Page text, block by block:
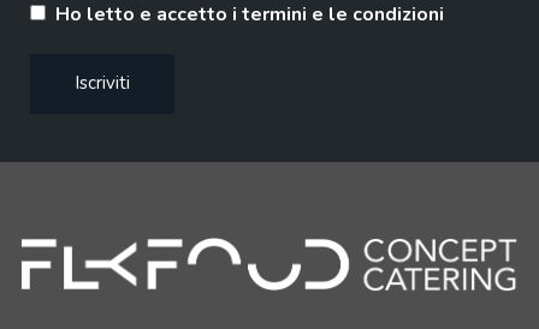
Ho letto e accetto i termini e le condizioni